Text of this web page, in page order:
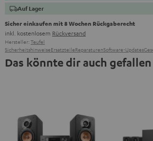
Auf Lager
Sicher einkaufen mit 8 Wochen Rückgaberecht
inkl. kostenlosem Rückversand
Hersteller: Teufel
SicherheitshinweiseErsatzteileReparaturenSoftware-Updates
Das könnte dir auch gefallen